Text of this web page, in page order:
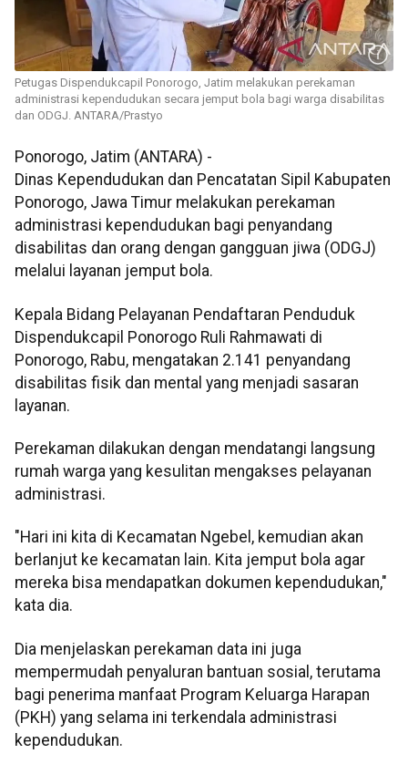
Petugas Dispendukcapil Ponorogo, Jatim melakukan perekaman
administrasi kependudukan secara jemput bola bagi warga disabilitas
dan ODGJ. ANTARA/Prastyo
Ponorogo, Jatim (ANTARA) -
Dinas Kependudukan dan Pencatatan Sipil Kabupaten
Ponorogo, Jawa Timur melakukan perekaman
administrasi kependudukan bagi penyandang
disabilitas dan orang dengan gangguan jiwa (ODGJ)
melalui layanan jemput bola.
Kepala Bidang Pelayanan Pendaftaran Penduduk
Dispendukcapil Ponorogo Ruli Rahmawati di
Ponorogo, Rabu, mengatakan 2.141 penyandang
disabilitas fisik dan mental yang menjadi sasaran
layanan.
Perekaman dilakukan dengan mendatangi langsung
rumah warga yang kesulitan mengakses pelayanan
administrasi.
"Hari ini kita di Kecamatan Ngebel, kemudian akan
berlanjut ke kecamatan lain. Kita jemput bola agar
mereka bisa mendapatkan dokumen kependudukan,"
kata dia.
Dia menjelaskan perekaman data ini juga
mempermudah penyaluran bantuan sosial, terutama
bagi penerima manfaat Program Keluarga Harapan
(PKH) yang selama ini terkendala administrasi
kependudukan.